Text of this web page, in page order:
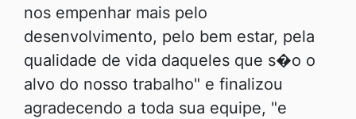
nos empenhar mais pelo
desenvolvimento, pelo bem estar, pela
qualidade de vida daqueles que s�o o
alvo do nosso trabalho" e finalizou
agradecendo a toda sua equipe, "e